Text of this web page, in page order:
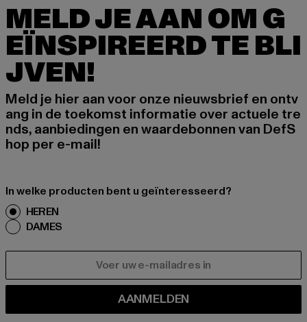
MELD JE AAN OM G
EÏNSPIREERD TE BLI
JVEN!
Meld je hier aan voor onze nieuwsbrief en ontv
ang in de toekomst informatie over actuele tre
nds, aanbiedingen en waardebonnen van DefS
hop per e-mail!
In welke producten bent u geïnteresseerd?
HEREN
DAMES
AANMELDEN